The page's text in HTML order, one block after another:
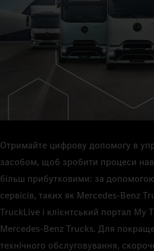
Отримайте цифрову допомогу в
засобом, щоб зробити процеси
більш прибутковими: за допомогою
сервісів, таких як Mercedes‑Benz
TruckLive і клієнтський портал My
Mercedes‑Benz Trucks. Для
технічного обслуговування,